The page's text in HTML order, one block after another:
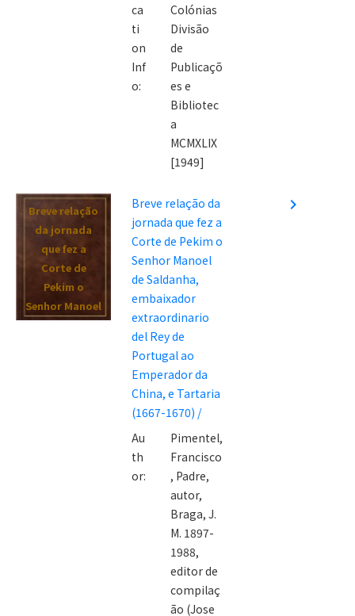
ca
ti
on
Inf
o:
Colónias
Divisão
de
Publicaçõ
es e
Bibliotec
a
MCMXLIX
[1949]
Breve relação
da jornada
que fez a
Corte de
Pekim o
Senhor Manoel
de Saldanha,
Breve relação da
jornada que fez a
Corte de Pekim o
Senhor Manoel
de Saldanha,
embaixador
extraordinario
del Rey de
Portugal ao
Emperador da
China, e Tartaria
(1667-1670) /
Au
th
or:
Pimentel,
Francisco
, Padre,
autor,
Braga, J.
M. 1897-
1988,
editor de
compilaç
ão (Jose
navigate_next